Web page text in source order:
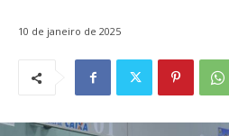
10 de janeiro de 2025